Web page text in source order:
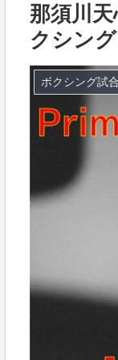
那須川
クシング
ボクシング試